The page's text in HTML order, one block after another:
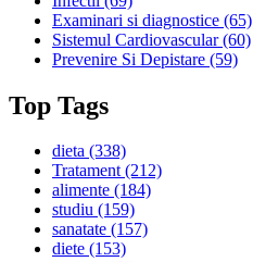
Examinari si diagnostice (65)
Sistemul Cardiovascular(60)
Prevenire Si Depistare (59)
Top Tags
dieta (338)
Tratament(212)
alimente (184)
studiu (159)
sanatate (157)
diete (153)